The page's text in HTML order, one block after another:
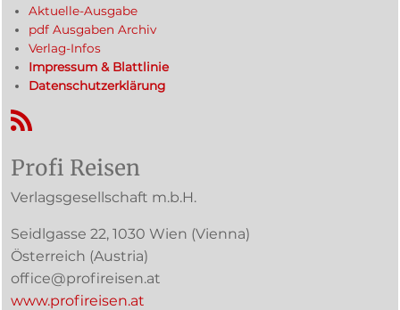
Aktuelle-Ausgabe
pdf Ausgaben Archiv
Verlag-Infos
Impressum & Blattlinie
Datenschutzerklärung
RSS-Feed
Profi Reisen
Verlagsgesellschaft m.b.H.
Seidlgasse 22, 1030 Wien (Vienna)
Österreich (Austria)
office@profireisen.at
www.profireisen.at